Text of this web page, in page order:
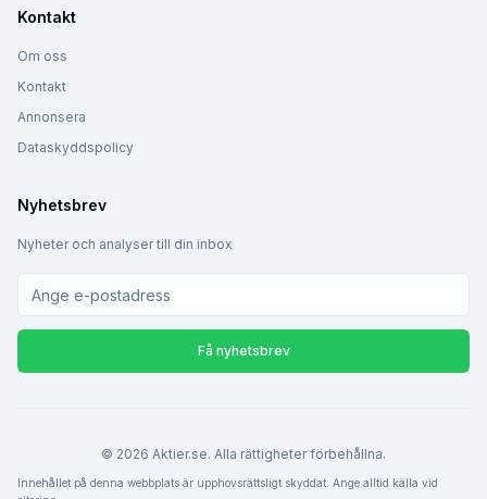
Kontakt
Om oss
Kontakt
Annonsera
Dataskyddspolicy
Nyhetsbrev
Nyheter och analyser till din inbox
Få nyhetsbrev
© 2026 Aktier.se. Alla rättigheter förbehållna.
Innehållet på denna webbplats är upphovsrättsligt skyddat. Ange alltid källa vid